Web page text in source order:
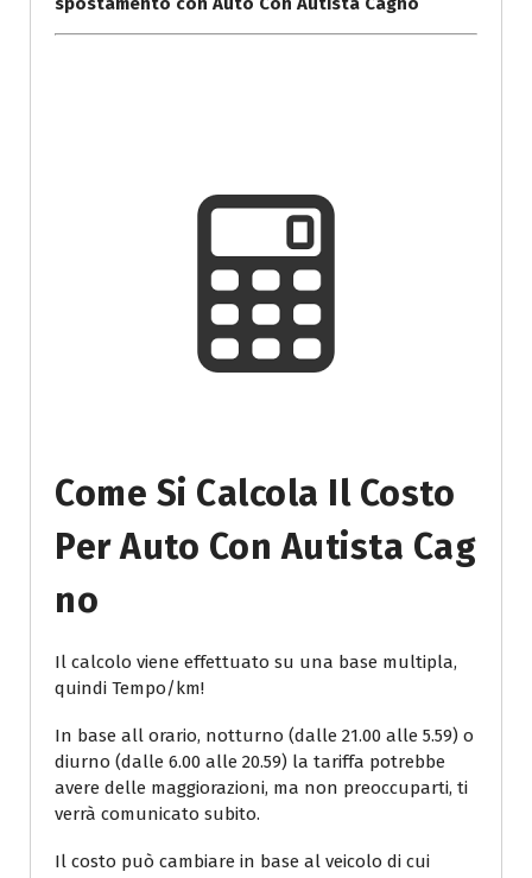
Come Si Calcola Il Costo
Per Auto Con Autista Cag
No
Il calcolo viene effettuato su una base multipla,
quindi Tempo/km!
In base all orario, notturno (dalle 21.00 alle 5.59) o
diurno (dalle 6.00 alle 20.59) la tariffa potrebbe
avere delle maggiorazioni, ma non preoccuparti, ti
verrà comunicato subito.
Il costo può cambiare in base al veicolo di cui